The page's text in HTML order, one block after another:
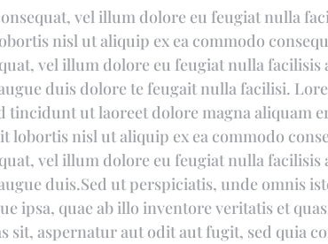
vel illum dolore eu feugiat nulla
nisl ut aliquip ex ea commodo
vel illum dolore eu feugiat nulla facilisis
duis dolore te feugait nulla facilisi.
ut laoreet dolore magna aliquam
nisl ut aliquip ex ea commodo
vel illum dolore eu feugiat nulla facilisis
duis.Sed ut perspiciatis, unde omnis
ipsa, quae ab illo inventore veritatis et
sit, aspernatur aut odit aut fugit, sed quia